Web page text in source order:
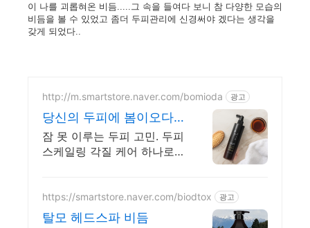
이 나를 괴롭혀온 비듬.....그 속을 들여다 보니 참 다양한 모습의
비듬을 볼 수 있었고 좀더 두피관리에 신경써야 겠다는 생각을
갖게 되었다..
http://m.smartstore.naver.com/bomioda 광고
당신의 두피에 봄이오다
30일사용 환불보장
잠 못 이루는 두피 고민. 두피
스케일링 각질 케어 하나로
https://smartstore.naver.com/biodtox 광고
탈모 헤드스파 비듬